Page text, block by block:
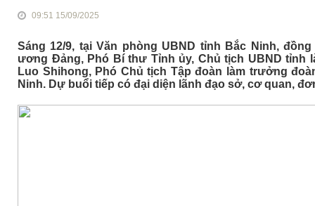
09:51 15/09/2025
Sáng 12/9, tại Văn phòng UBND tỉnh Bắc Ninh,
ương Đảng, Phó Bí thư Tỉnh ủy, Chủ tịch UBND tỉnh
Luo Shihong, Phó Chủ tịch Tập đoàn làm trưởng
Ninh. Dự buổi tiếp có đại diện lãnh đạo sở, cơ quan,